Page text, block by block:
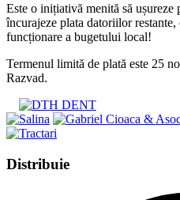
Este o inițiativă menită să ușureze
încurajeze plata datoriilor
funcționare a bugetului local!
Termenul limită de plată este 25
Razvad.
DistribuieShare